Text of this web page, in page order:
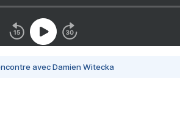
avec Damien Witecka